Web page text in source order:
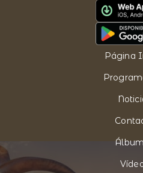
Página